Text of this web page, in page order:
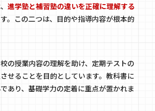
進学塾と補習塾の違いを正確に理解する
。この二つは、目的や指導内容が根本的
の授業内容の理解を助け、定期テストの
せることを目的としています。教科書に
あり、基礎学力の定着に重点が置かれま